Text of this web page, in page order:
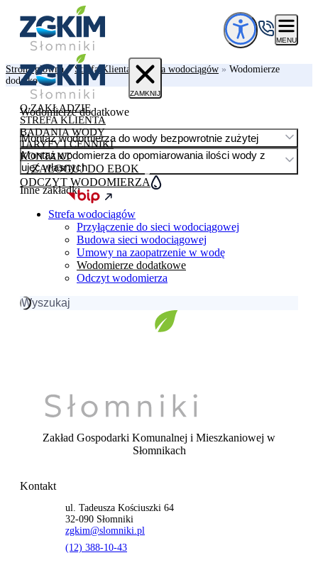
Przejdź do treści
MENU
ZAMKNIJ
O ZAKŁADZIE
STREFA KLIENTA
BADANIA WODY
TARYFY I CENNIKI
KONTAKT
ZALOGUJ DO EBOK
ODCZYT WODOMIERZA
Strona główna»Strefa Klienta »Strefa wodociągów » Wodomierze
dodatkowe
Wodomierze dodatkowe
Montaż wodomierza do wody bezpowrotnie zużytej
Montaż wodomierza do opomiarowania ilości wody z
ujęć własnych
Inne zakładki
Strefa wodociągów
Przyłączenie do sieci wodociągowej
Budowa sieci wodociągowej
Umowy na zaopatrzenie w wodę
Wodomierze dodatkowe
Odczyt wodomierza
Szukaj:
Zakład Gospodarki Komunalnej i Mieszkaniowej w
Słomnikach
Kontakt
ul. Tadeusza Kościuszki 64
32-090 Słomniki
zgkim@slomniki.pl
(12) 388-10-43